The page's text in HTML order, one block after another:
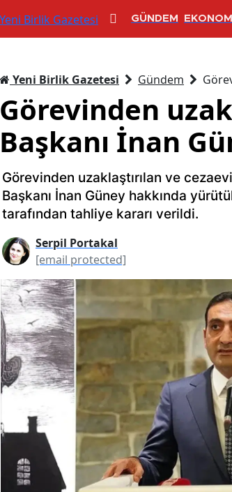
GÜNDEM EKONOMİ
Yeni Birlik Gazetesi Gündem
Görevinden
Başkanı İnan
Görevinden uzaklaştırılan ve
Başkanı İnan Güney hakkında
tarafından tahliye kararı verildi.
Serpil Portakal
[email protected]